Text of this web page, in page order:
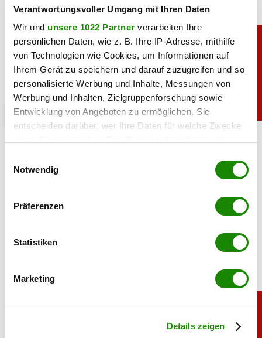
Verantwortungsvoller Umgang mit Ihren Daten
Wir und unsere 1022 Partner verarbeiten Ihre
persönlichen Daten, wie z. B. Ihre IP-Adresse, mithilfe
von Technologien wie Cookies, um Informationen auf
Ihrem Gerät zu speichern und darauf zuzugreifen und so
personalisierte Werbung und Inhalte, Messungen von
Werbung und Inhalten, Zielgruppenforschung sowie
Entwicklung von Angeboten zu ermöglichen. Sie
entscheiden darüber, wer Ihre Daten für welche Zwecke
Trigger Symbol ändern oder widerrufen
Informationen über Ihre geografische Lage
können
bestimmten Merkmalen (Fingerprinting) identifizieren
Erfahren Sie mehr darüber, wie Ihre persönlichen Daten
Notwendig
Präferenzen
Statistiken
Marketing
Details zeigen
promitalk
Simone Lugner hat genug von der Hitzewelle in Wien. In
ihrer Instagram-Story verabschiedet sie den Sommer mit